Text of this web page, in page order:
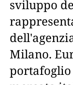
sviluppo
Milano.